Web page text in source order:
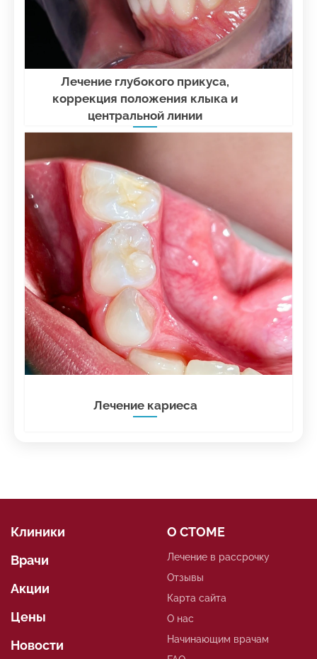
Лечение глубокого прикуса,
коррекция положения клыка и
центральной линии
Лечение кариеса
Клиники
Врачи
Акции
Цены
Новости
О СТОМЕ
Лечение в рассрочку
Отзывы
Карта сайта
О нас
Начинающим врачам